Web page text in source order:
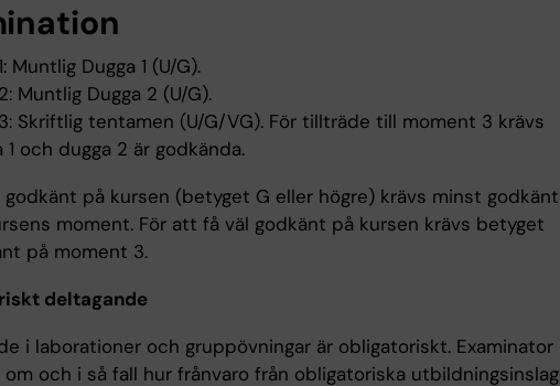
Muntlig Dugga 1 (U/G).
Muntlig Dugga 2 (U/G).
Skriftlig tentamen (U/G/VG). För tillträde till moment 3 krävs
1 och dugga 2 är godkända.
godkänt på kursen (betyget G eller högre) krävs minst godkänt
moment. För att få väl godkänt på kursen krävs betyget
på moment 3.
deltagande
i laborationer och gruppövningar är obligatoriskt. Examinator
och i så fall hur frånvaro från obligatoriska utbildningsinslag